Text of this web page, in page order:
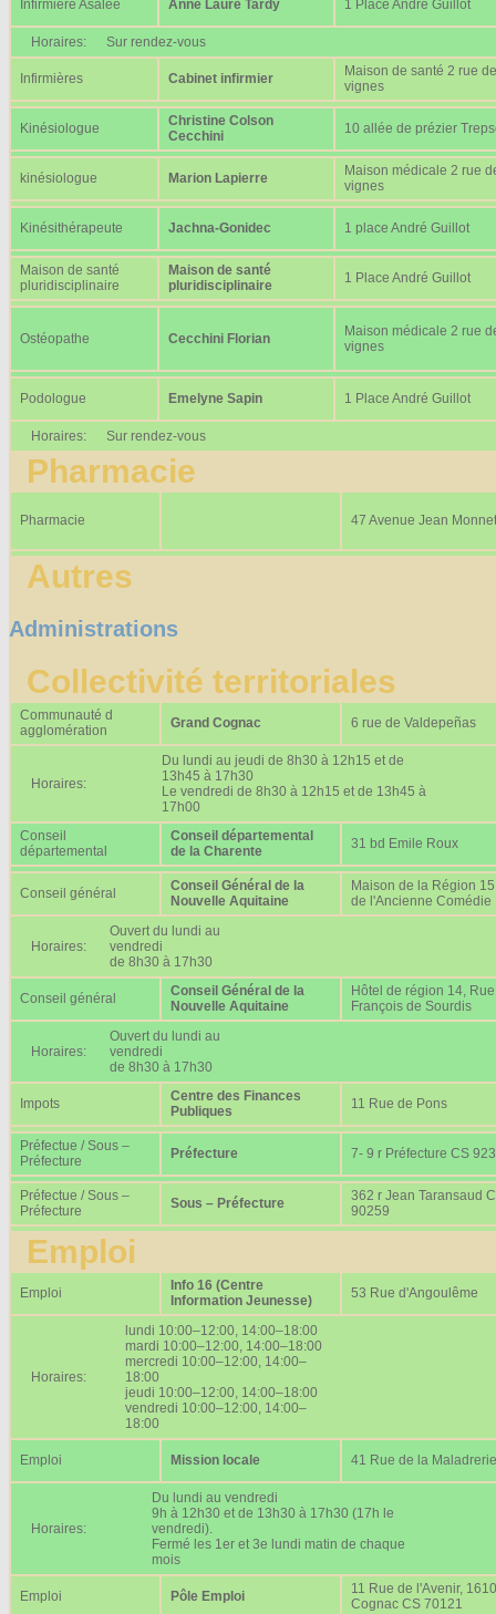
Infirmière Asalée Anne Laure Tardy 1 Place André Guillot
Horaires: Sur rendez-vous
Infirmières Cabinet infirmier
Maison de santé 2 rue
vignes
Kinésiologue
Christine Colson
Cecchini
10 allée de prézier
kinésiologue Marion Lapierre
Maison médicale 2 rue
vignes
Kinésithérapeute Jachna-Gonidec 1 place André Guillot
Maison de santé
pluridisciplinaire
Maison de santé
pluridisciplinaire
1 Place André Guillot
Ostéopathe Cecchini Florian
Maison médicale 2 rue
vignes
Podologue Emelyne Sapin 1 Place André Guillot
Horaires: Sur rendez-vous
Pharmacie
Pharmacie 47 Avenue Jean Monnet
Autres
Administrations
Collectivité territoriales
Communauté d
agglomération
Grand Cognac 6 rue de Valdepeñas
Horaires:
Du lundi au jeudi de 8h30 à 12h15 et de
13h45 à 17h30
Le vendredi de 8h30 à 12h15 et de 13h45 à
17h00
Conseil
départemental
Conseil départemental
de la Charente
31 bd Emile Roux
Conseil général
Conseil Général de la
Nouvelle Aquitaine
Maison de la Région
de l'Ancienne Comédie
Horaires:
Ouvert du lundi au
vendredi
de 8h30 à 17h30
Conseil général
Conseil Général de la
Nouvelle Aquitaine
Hôtel de région 14, Rue
François de Sourdis
Horaires:
Ouvert du lundi au
vendredi
de 8h30 à 17h30
Impots
Centre des Finances
Publiques
11 Rue de Pons
Préfectue / Sous –
Préfecture
Préfecture 7- 9 r Préfecture CS
Préfectue / Sous –
Préfecture
Sous – Préfecture
362 r Jean Taransaud
90259
Emploi
Emploi
Info 16 (Centre
Information Jeunesse)
53 Rue d'Angoulême
Horaires:
lundi 10:00–12:00, 14:00–18:00
mardi 10:00–12:00, 14:00–18:00
mercredi 10:00–12:00, 14:00–
18:00
jeudi 10:00–12:00, 14:00–18:00
vendredi 10:00–12:00, 14:00–
18:00
Emploi Mission locale 41 Rue de la Maladrerie
Horaires:
Du lundi au vendredi
9h à 12h30 et de 13h30 à 17h30 (17h le
vendredi).
Fermé les 1er et 3e lundi matin de chaque
mois
Emploi Pôle Emploi
11 Rue de l'Avenir,
Cognac CS 70121